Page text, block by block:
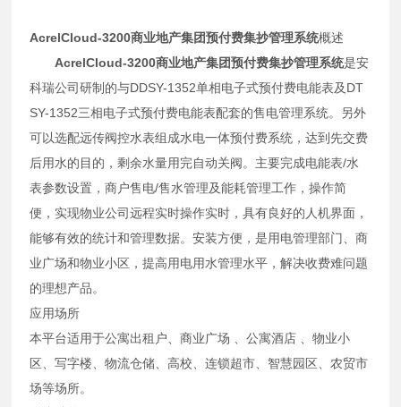
AcrelCloud-3200商业地产集团预付费集抄管理系统概述
AcrelCloud-3200商业地产集团预付费集抄管理系统是安
科瑞公司研制的与DDSY-1352单相电子式预付费电能表及DT
SY-1352三相电子式预付费电能表配套的售电管理系统。另外
可以选配远传阀控水表组成水电一体预付费系统，达到先交费
后用水的目的，剩余水量用完自动关阀。主要完成电能表/水
表参数设置，商户售电/售水管理及能耗管理工作，操作简
便，实现物业公司远程实时操作实时，具有良好的人机界面，
能够有效的统计和管理数据。安装方便，是用电管理部门、商
业广场和物业小区，提高用电用水管理水平，解决收费难问题
的理想产品 。
应用场所
本平台适用于公寓出租户、商业广场 、公寓酒店 、物业小
区、写字楼、物流仓储、高校、连锁超市、智慧园区、农贸市
场等场所。